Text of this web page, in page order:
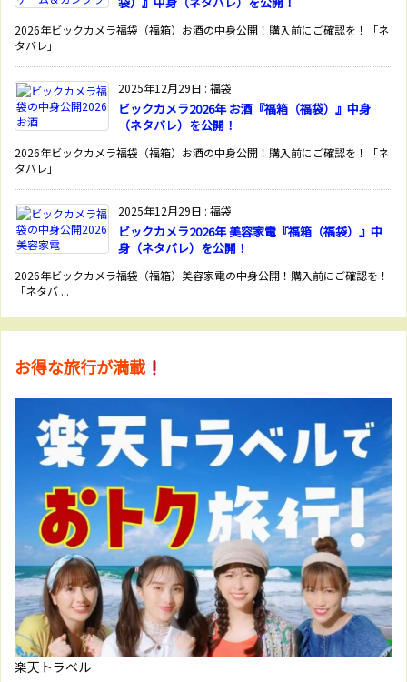
2026年ビックカメラ福袋（福箱）お酒の中身公開！購入前にご確認を！「ネ
タバレ」
2025年12月29日 : 福袋
ビックカメラ2026年 お酒『福箱（福袋）』中身
（ネタバレ）を公開！
2026年ビックカメラ福袋（福箱）お酒の中身公開！購入前にご確認を！「ネ
タバレ」
2025年12月29日 : 福袋
ビックカメラ2026年 美容家電『福箱（福袋）』中
身（ネタバレ）を公開！
2026年ビックカメラ福袋（福箱）美容家電の中身公開！購入前にご確認を！
「ネタバ ...
お得な旅行が満載
楽天トラベル